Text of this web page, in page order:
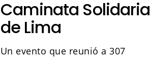
Caminata Solidaria
de Lima
Un evento que reunió a 307